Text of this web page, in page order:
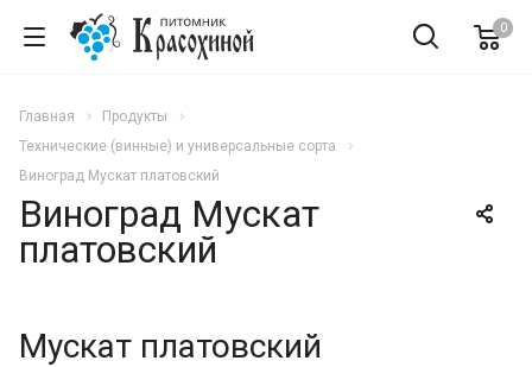
0
Главная
Продукты
Технические (винные) и универсальные сорта
Виноград Мускат платовский
Виноград Мускат
платовский
Мускат платовский